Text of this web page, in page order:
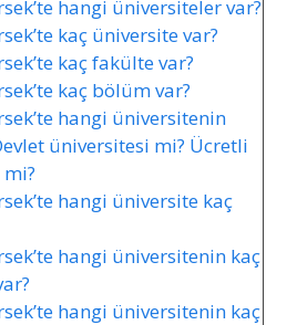
hangi üniversiteler var?
kaç üniversite var?
kaç fakülte var?
kaç bölüm var?
hangi üniversitenin
üniversitesi mi? Ücretli
hangi üniversite kaç
hangi üniversitenin kaç
hangi üniversitenin kaç